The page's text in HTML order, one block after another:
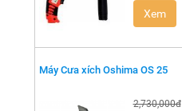
Xem
Máy Cưa xích Oshima OS 25
2,730,000đ